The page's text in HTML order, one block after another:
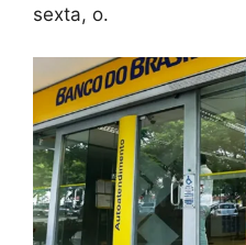
sexta, o.